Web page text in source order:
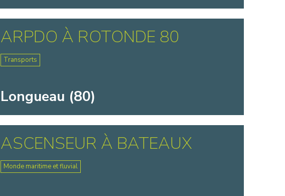
ARPDO À ROTONDE 80
Transports
Longueau (80)
ASCENSEUR À BATEAUX
Monde maritime et fluvial